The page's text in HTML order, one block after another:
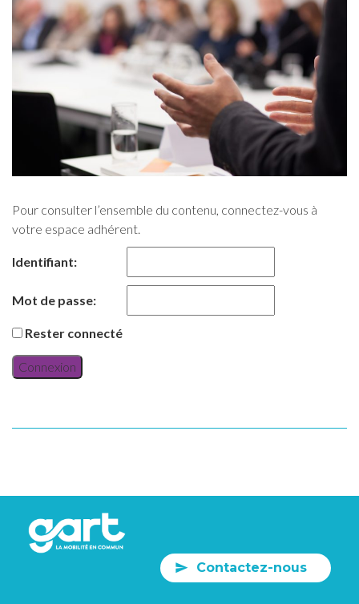
Pour consulter l’ensemble du contenu, connectez-vous à
votre espace adhérent.
Identifiant:
Mot de passe:
Rester connecté
Connexion
Contactez-nous